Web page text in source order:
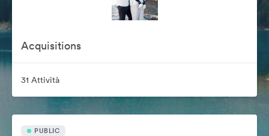
Acquisitions
31 Attività
PUBLIC